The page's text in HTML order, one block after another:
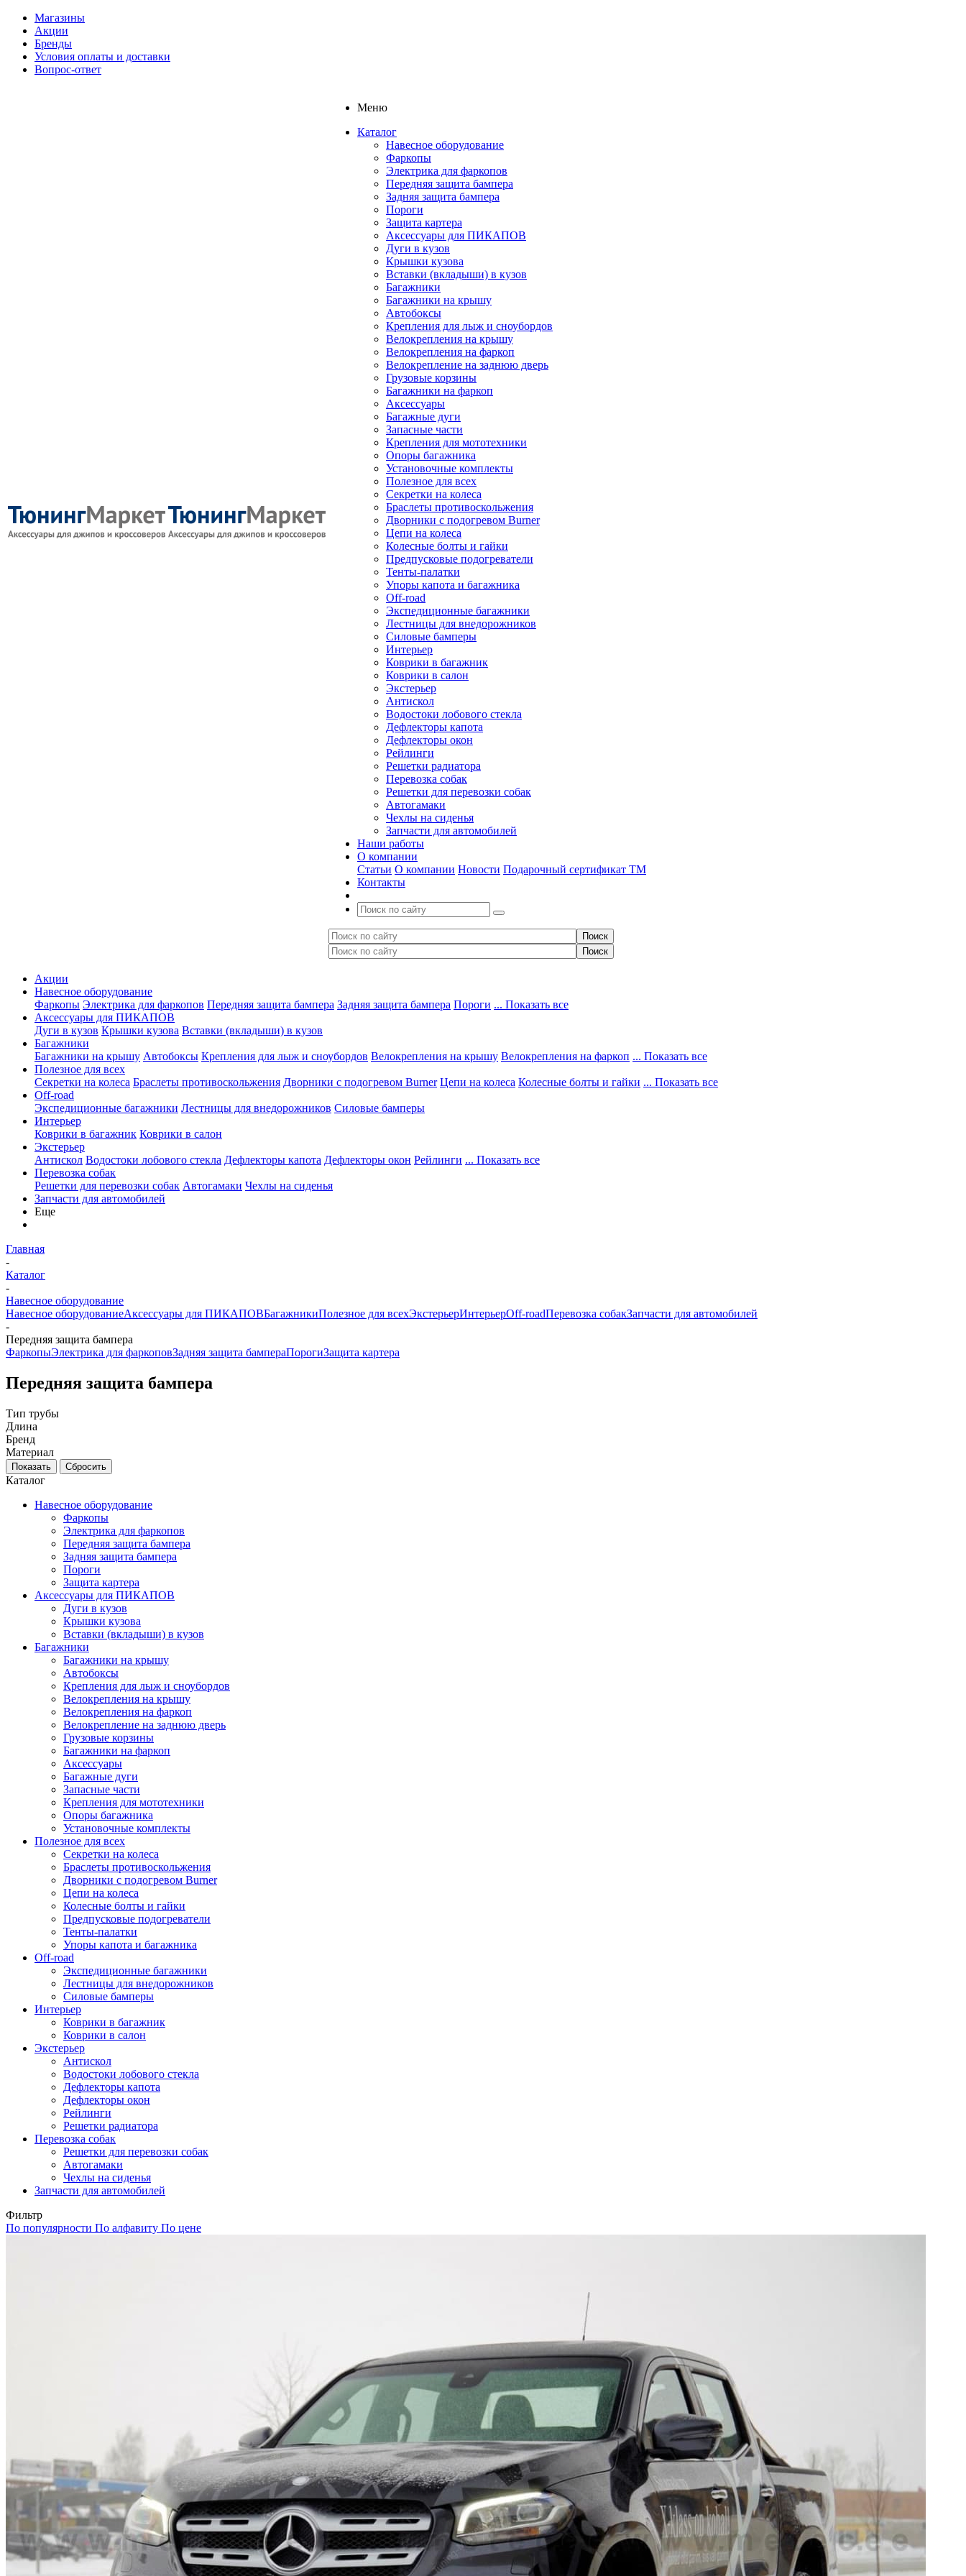
Магазины
Акции
Бренды
Условия оплаты и доставки
Вопрос-ответ
Меню
Каталог
Навесное оборудование
Фаркопы
Электрика для фаркопов
Передняя защита бампера
Задняя защита бампера
Пороги
Защита картера
Аксессуары для ПИКАПОВ
Дуги в кузов
Крышки кузова
Вставки (вкладыши) в кузов
Багажники
Багажники на крышу
Автобоксы
Крепления для лыж и сноубордов
Велокрепления на крышу
Велокрепления на фаркоп
Велокрепление на заднюю дверь
Грузовые корзины
Багажники на фаркоп
Аксессуары
Багажные дуги
Запасные части
Крепления для мототехники
Опоры багажника
Установочные комплекты
Полезное для всех
Секретки на колеса
Браслеты противоскольжения
Дворники с подогревом Burner
Цепи на колеса
Колесные болты и гайки
Предпусковые подогреватели
Тенты-палатки
Упоры капота и багажника
Off-road
Экспедиционные багажники
Лестницы для внедорожников
Силовые бамперы
Интерьер
Коврики в багажник
Коврики в салон
Экстерьер
Антискол
Водостоки лобового стекла
Дефлекторы капота
Дефлекторы окон
Рейлинги
Решетки радиатора
Перевозка собак
Решетки для перевозки собак
Автогамаки
Чехлы на сиденья
Запчасти для автомобилей
Наши работы
О компании
Статьи О компании Новости Подарочный сертификат ТМ
Контакты
Акции
Навесное оборудование
Фаркопы Электрика для фаркопов Передняя защита бампера Задняя защита бампера Пороги ... Показать все
Аксессуары для ПИКАПОВ
Дуги в кузов Крышки кузова Вставки (вкладыши) в кузов
Багажники
Багажники на крышу Автобоксы Крепления для лыж и сноубордов Велокрепления на крышу Велокрепления на фаркоп ... Показать все
Полезное для всех
Секретки на колеса Браслеты противоскольжения Дворники с подогревом Burner Цепи на колеса Колесные болты и гайки ... Показать все
Off-road
Экспедиционные багажники Лестницы для внедорожников Силовые бамперы
Интерьер
Коврики в багажник Коврики в салон
Экстерьер
Антискол Водостоки лобового стекла Дефлекторы капота Дефлекторы окон Рейлинги ... Показать все
Перевозка собак
Решетки для перевозки собак Автогамаки Чехлы на сиденья
Запчасти для автомобилей
Еще
Главная
-
Каталог
-
Навесное оборудование
Навесное оборудованиеАксессуары для ПИКАПОВБагажникиПолезное для всехЭкстерьерИнтерьерOff-roadПеревозка собакЗапчасти для автомобилей
-
Передняя защита бампера
ФаркопыЭлектрика для фаркоповЗадняя защита бампераПорогиЗащита картера
Передняя защита бампера
Тип трубы
Длина
Бренд
Материал
Каталог
Навесное оборудование
Фаркопы
Электрика для фаркопов
Передняя защита бампера
Задняя защита бампера
Пороги
Защита картера
Аксессуары для ПИКАПОВ
Дуги в кузов
Крышки кузова
Вставки (вкладыши) в кузов
Багажники
Багажники на крышу
Автобоксы
Крепления для лыж и сноубордов
Велокрепления на крышу
Велокрепления на фаркоп
Велокрепление на заднюю дверь
Грузовые корзины
Багажники на фаркоп
Аксессуары
Багажные дуги
Запасные части
Крепления для мототехники
Опоры багажника
Установочные комплекты
Полезное для всех
Секретки на колеса
Браслеты противоскольжения
Дворники с подогревом Burner
Цепи на колеса
Колесные болты и гайки
Предпусковые подогреватели
Тенты-палатки
Упоры капота и багажника
Off-road
Экспедиционные багажники
Лестницы для внедорожников
Силовые бамперы
Интерьер
Коврики в багажник
Коврики в салон
Экстерьер
Антискол
Водостоки лобового стекла
Дефлекторы капота
Дефлекторы окон
Рейлинги
Решетки радиатора
Перевозка собак
Решетки для перевозки собак
Автогамаки
Чехлы на сиденья
Запчасти для автомобилей
Фильтр
По популярности По алфавиту По цене